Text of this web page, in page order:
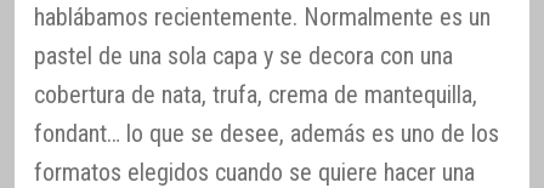
hablábamos recientemente. Normalmente es un
pastel de una sola capa y se decora con una
cobertura de nata, trufa, crema de mantequilla,
fondant… lo que se desee, además es uno de los
formatos elegidos cuando se quiere hacer una